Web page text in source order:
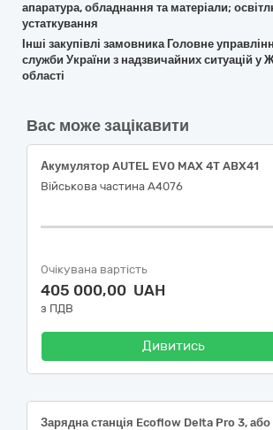
апаратура, обладнання та матеріали;
устаткування
Інші закупівлі замовника Головне
служби України з надзвичайних ситуацій у
області
Вас може зацікавити
Акумулятор AUTEL EVO MAX 4T ABX41
Військова частина А4076
Очікувана вартість
405 000,00 UAH
з ПДВ
Дивитись